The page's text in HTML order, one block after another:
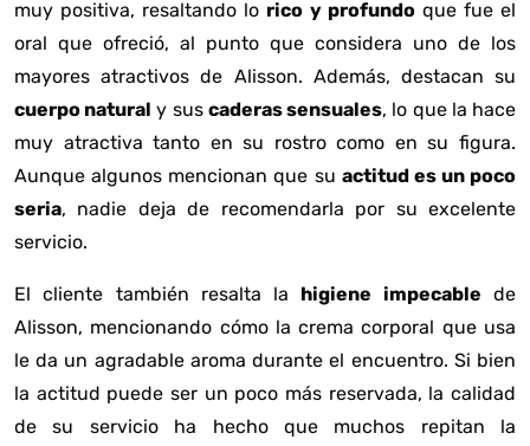
muy positiva, resaltando lo rico y profundoque fue el
oral que ofreció, al punto que considera uno de los
mayores atractivos de Alisson. Además, destacan su
cuerpo natural y sus caderas sensuales, lo que la hace
muy atractiva tanto en su rostro como en su figura.
Aunque algunos mencionan que su actitud es un poco
seria, nadie deja de recomendarla por su excelente
servicio.
El cliente también resalta la higiene impecable de
Alisson, mencionando cómo la crema corporal que usa
le da un agradable aroma durante el encuentro. Si bien
la actitud puede ser un poco más reservada, la calidad
de su servicio ha hecho que muchos repitan la